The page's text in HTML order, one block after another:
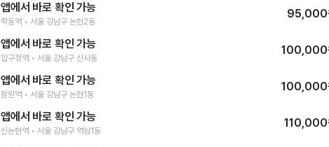
앱에서 바로 확인 가능
학동역 • 서울 강남구 논현2동
95,000
앱에서 바로 확인 가능
압구정역 • 서울 강남구 신사동
100,000
앱에서 바로 확인 가능
잠원역 • 서울 강남구 논현1동
100,000
앱에서 바로 확인 가능
신논현역 • 서울 강남구 역삼1동
110,000